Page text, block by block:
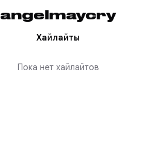
angelmaycry
Хайлайты
Пока нет хайлайтов